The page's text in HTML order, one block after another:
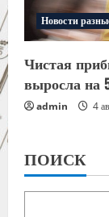
Новости
Чистая
выросла на
admin 4
ПОИСК